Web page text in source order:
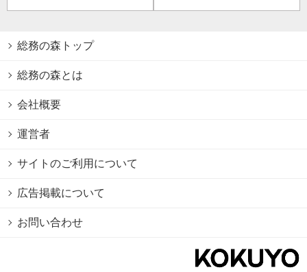
総務の森トップ
総務の森とは
会社概要
運営者
サイトのご利用について
広告掲載について
お問い合わせ